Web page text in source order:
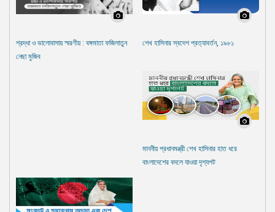
শ্রদ্ধা ও ভালোবাসায় স্মরণীয় : বঙ্গমাতা ফজিলাতুন
নেছা মুজিব
শেখ হাসিনার স্বদেশ প্রত্যাবর্তন, ১৯৮১
মাননীয় প্রধানমন্ত্রী শেখ হাসিনার হাত ধরে
বাংলাদেশের বদলে যাওয়া দৃশ্যপট